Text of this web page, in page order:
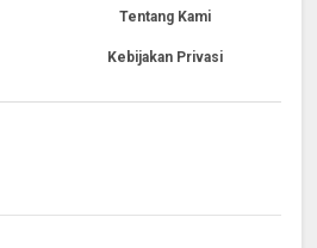
Tentang Kami
Kebijakan Privasi